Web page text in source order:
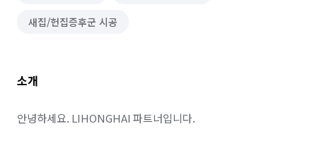
새집/헌집증후군 시공
소개
안녕하세요. LIHONGHAI 파트너입니다.